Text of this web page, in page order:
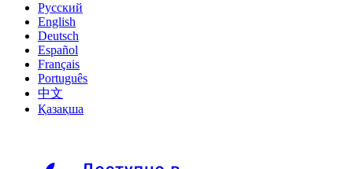
Русский
English
Deutsch
Español
Français
Português
中文
Қазақша